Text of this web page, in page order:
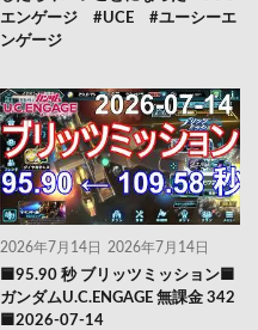
エンゲージ #UCE #ユーシーエ
ンゲージ
2026年7月14日 2026年7月14日
🟦95.90 秒 ブリッツミッション🟦
ガンダムU.C.ENGAGE 無課金 342
🟦2026-07-14